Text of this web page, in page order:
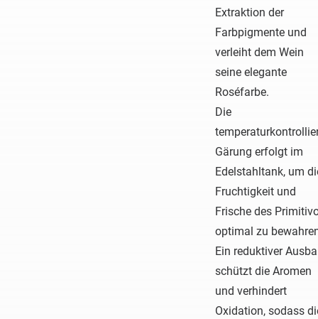
Extraktion der
Farbpigmente und
verleiht dem Wein
seine elegante
Roséfarbe.
Die
Gärung erfolgt im
Edelstahltank, um
Fruchtigkeit und
Frische des
optimal zu
Ein reduktiver
schützt die Aromen
und verhindert
Oxidation, sodass